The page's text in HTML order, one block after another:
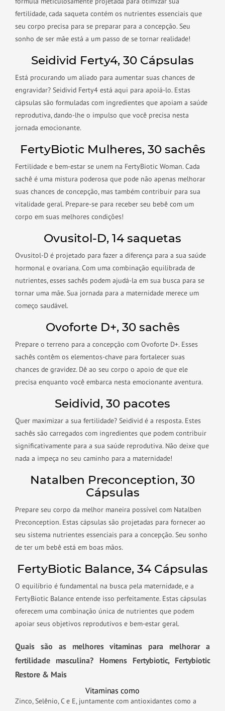
fertilidade, cada saqueta contém os nutrientes essenciais que
seu corpo precisa para se preparar para a concepção. Seu
sonho de ser mãe está a um passo de se tornar realidade!
Seidivid Ferty4, 30 Cápsulas
Está procurando um aliado para aumentar suas chances de
engravidar? Seidivid Ferty4 está aqui para apoiá-lo. Estas
cápsulas são formuladas com ingredientes que apoiam a saúde
reprodutiva, dando-lhe o impulso que você precisa nesta
jornada emocionante.
FertyBiotic Mulheres, 30 sachês
Fertilidade e bem-estar se unem na FertyBiotic Woman. Cada
sachê é uma mistura poderosa que pode não apenas melhorar
suas chances de concepção, mas também contribuir para sua
vitalidade geral. Prepare-se para receber seu bebê com um
corpo em suas melhores condições!
Ovusitol-D, 14 saquetas
Ovusitol-D é projetado para fazer a diferença para a sua saúde
hormonal e ovariana. Com uma combinação equilibrada de
nutrientes, esses sachês podem ajudá-la em sua busca para se
tornar uma mãe. Sua jornada para a maternidade merece um
começo saudável.
Ovoforte D+, 30 sachês
Prepare o terreno para a concepção com Ovoforte D+. Esses
sachês contêm os elementos-chave para fortalecer suas
chances de gravidez. Dê ao seu corpo o apoio de que ele
precisa enquanto você embarca nesta emocionante aventura.
Seidivid, 30 pacotes
Quer maximizar a sua fertilidade? Seidivid é a resposta. Estes
sachês são carregados com ingredientes que podem contribuir
significativamente para a sua saúde reprodutiva. Não deixe que
nada a impeça no seu caminho para a maternidade!
Natalben Preconception, 30
Cápsulas
Prepare seu corpo da melhor maneira possível com Natalben
Preconception. Estas cápsulas são projetadas para fornecer ao
seu sistema nutrientes essenciais para a concepção. Seu sonho
de ter um bebê está em boas mãos.
FertyBiotic Balance, 34 Cápsulas
O equilíbrio é fundamental na busca pela maternidade, e a
FertyBiotic Balance entende isso perfeitamente. Estas cápsulas
oferecem uma combinação única de nutrientes que podem
apoiar seus objetivos reprodutivos e bem-estar geral.
Quais são as melhores vitaminas para melhorar a
fertilidade masculina? Homens Fertybiotic, Fertybiotic
Restore & Mais
Vitaminas como
Zinco, Selênio, C e E, juntamente com antioxidantes como a